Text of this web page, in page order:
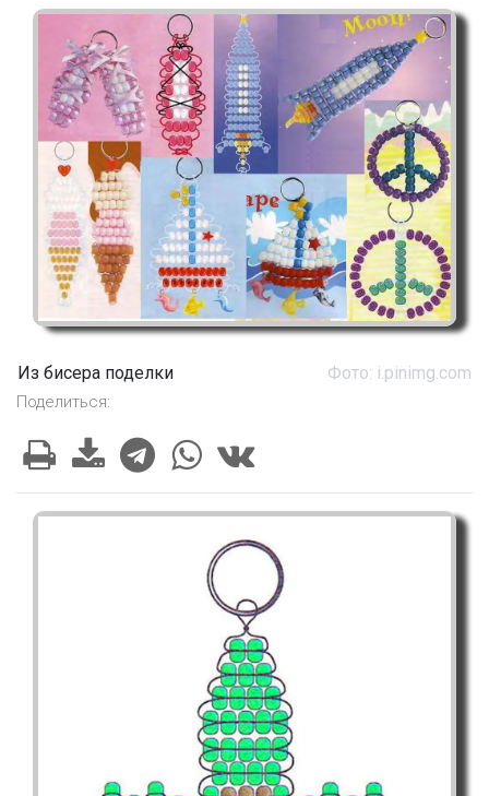
Из бисера поделки Фото: i.pinimg.com
Поделиться: